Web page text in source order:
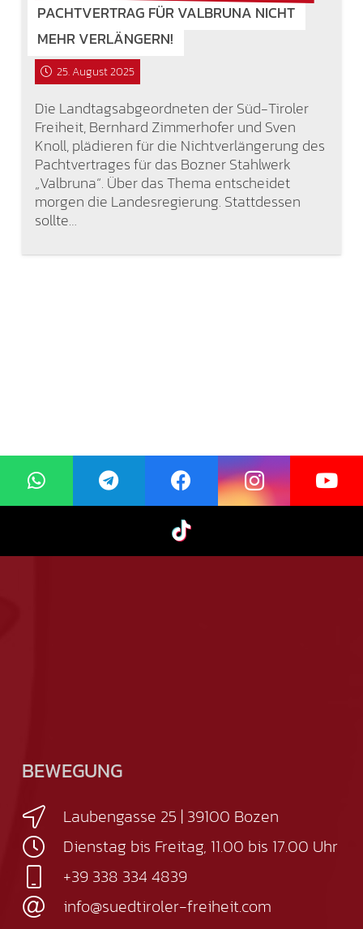
PACHTVERTRAG FÜR VALBRUNA NICHT
MEHR VERLÄNGERN!
25. August 2025
Die Landtagsabgeordneten der Süd-Tiroler
Freiheit, Bernhard Zimmerhofer und Sven
Knoll, plädieren für die Nichtverlängerung des
Pachtvertrages für das Bozner Stahlwerk
„Valbruna“. Über das Thema entscheidet
morgen die Landesregierung. Stattdessen
sollte…
BEWEGUNG
Laubengasse 25 | 39100 Bozen
Dienstag bis Freitag, 11.00 bis 17.00 Uhr
+39 338 334 4839
info@suedtiroler-freiheit.com